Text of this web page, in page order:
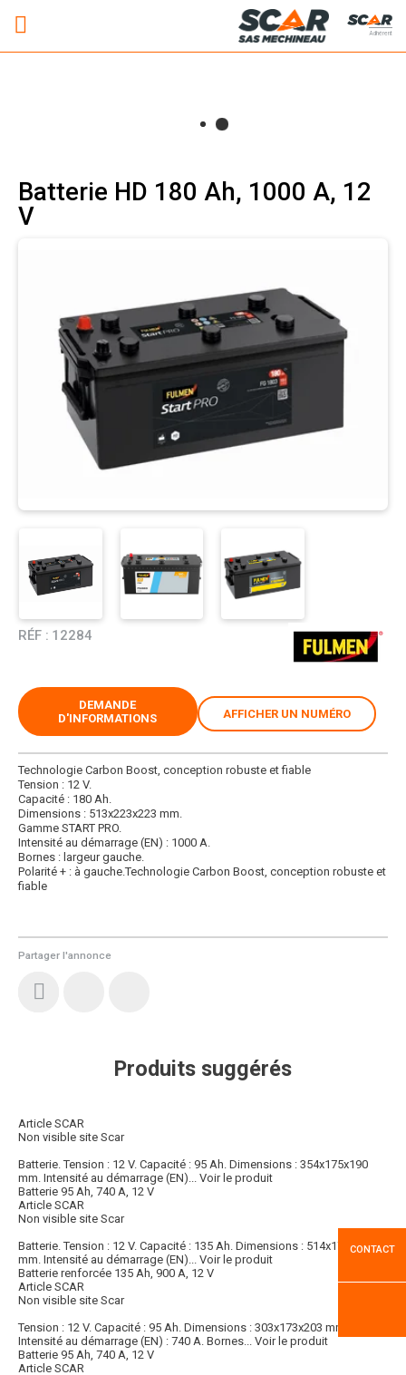
Adhérent
Batterie HD 180 Ah, 1000 A, 12
V
RÉF : 12284
Partager l'annonce
Technologie Carbon Boost, conception robuste et fiable
Tension : 12 V.
Capacité : 180 Ah.
Dimensions : 513x223x223 mm.
Gamme START PRO.
Intensité au démarrage (EN) : 1000 A.
Bornes : largeur gauche.
Polarité + : à gauche.Technologie Carbon Boost, conception robuste et
fiable
DEMANDE
D'INFORMATIONS
AFFICHER UN NUMÉRO
Produits suggérés
Article SCAR
Non visible site Scar
Batterie. Tension : 12 V. Capacité : 95 Ah. Dimensions : 354x175x190
mm. Intensité au démarrage (EN)... Voir le produit
Batterie 95 Ah, 740 A, 12 V
Article SCAR
Non visible site Scar
Batterie. Tension : 12 V. Capacité : 135 Ah. Dimensions : 514x175x210
mm. Intensité au démarrage (EN)... Voir le produit
Batterie renforcée 135 Ah, 900 A, 12 V
Article SCAR
Non visible site Scar
Tension : 12 V. Capacité : 95 Ah. Dimensions : 303x173x203 mm.
Intensité au démarrage (EN) : 740 A. Bornes... Voir le produit
Batterie 95 Ah, 740 A, 12 V
Article SCAR
CONTACT